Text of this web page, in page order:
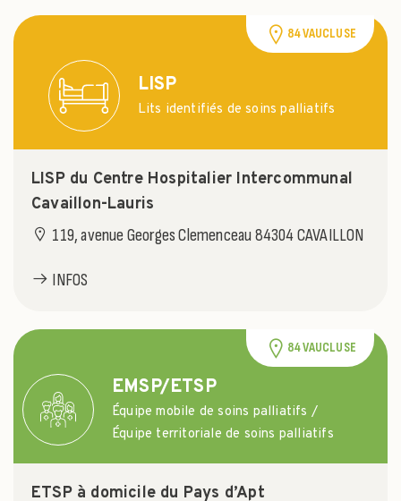
LISP
Lits identifiés de soins palliatifs
84 VAUCLUSE
LISP du Centre Hospitalier Intercommunal
Cavaillon-Lauris
119, avenue Georges Clemenceau 84304 CAVAILLON
INFOS
EMSP/ETSP
Équipe mobile de soins palliatifs /
Équipe territoriale de soins palliatifs
84 VAUCLUSE
ETSP à domicile du Pays d’Apt